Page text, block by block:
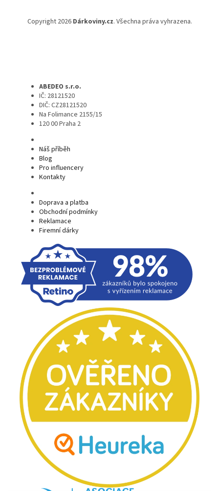
Copyright 2026 Dárkoviny.cz. Všechna práva vyhrazena.
ABEDEO s.r.o.
IČ: 28121520
DIČ: CZ28121520
Na Folimance 2155/15
120 00 Praha 2
Náš příběh
Blog
Pro influencery
Kontakty
Doprava a platba
Obchodní podmínky
Reklamace
Firemní dárky